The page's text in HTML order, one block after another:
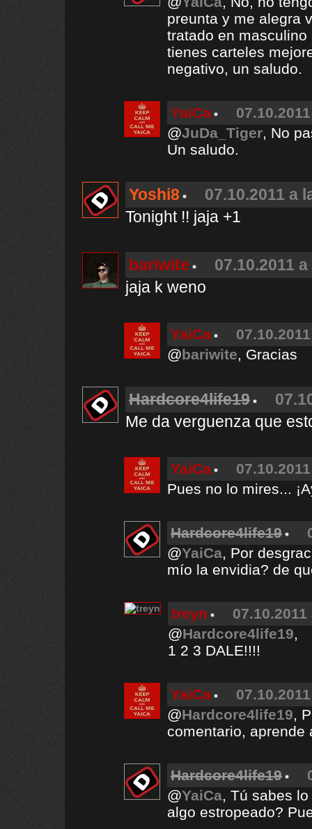
preunta y me alegra
tratado en
tienes carteles
negativo, un saludo.
YaiCa
@JuDa_Tiger, No
Un saludo.
Yoshi8
07.10.2011 a
Tonight !! jaja +1
bariwite
07.10.2011
jaja k weno
YaiCa
@bariwite, Gracias
Hardcore4life19
Me da verguenza que
YaiCa
Pues no lo mires...
Hardcore4life19
@YaiCa, Por
mío la envidia? de
treyn
@Hardcore4life19,
1 2 3 DALE!!!!
YaiCa
@Hardcore4life19,
comentario, aprende
Hardcore4life19
@YaiCa, Tú sabes
algo estropeado?